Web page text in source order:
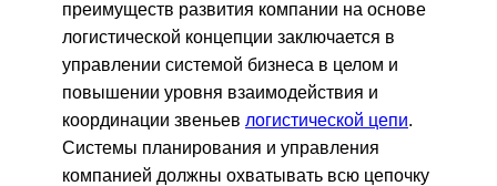
преимуществ развития компании на основе
логистической концепции заключается в
управлении системой бизнеса в целом и
повышении уровня взаимодействия и
координации звеньев логистической цепи.
Системы планирования и управления
компанией должны охватывать всю цепочку